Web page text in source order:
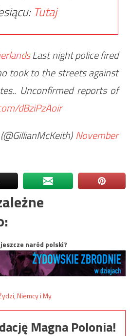
Tutaj
Last night police fired
took to the streets against
Unconfirmed reports of
dBziPzAoir
November
naród polski?
Magna Polonia!